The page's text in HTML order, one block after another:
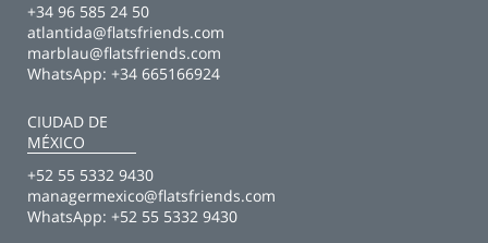
+34 96 585 24 50
atlantida@flatsfriends.com
marblau@flatsfriends.com
WhatsApp: +34 665166924
CIUDAD DE
MÉXICO
+52 55 5332 9430
managermexico@flatsfriends.com
WhatsApp: +52 55 5332 9430